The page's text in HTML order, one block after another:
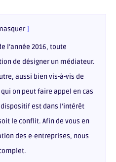
l’année 2016, toute
de désigner un médiateur.
aussi bien vis-à-vis de
on peut faire appel en cas
est dans l’intérêt
le conflit. Afin de vous en
des e-entreprises, nous